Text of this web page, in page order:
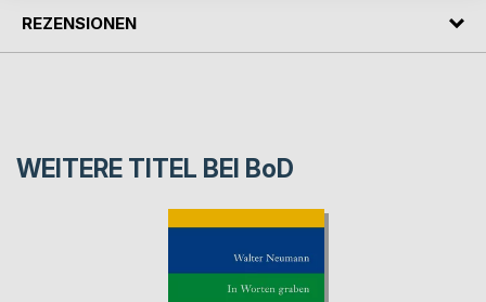
REZENSIONEN
WEITERE TITEL BEI BoD